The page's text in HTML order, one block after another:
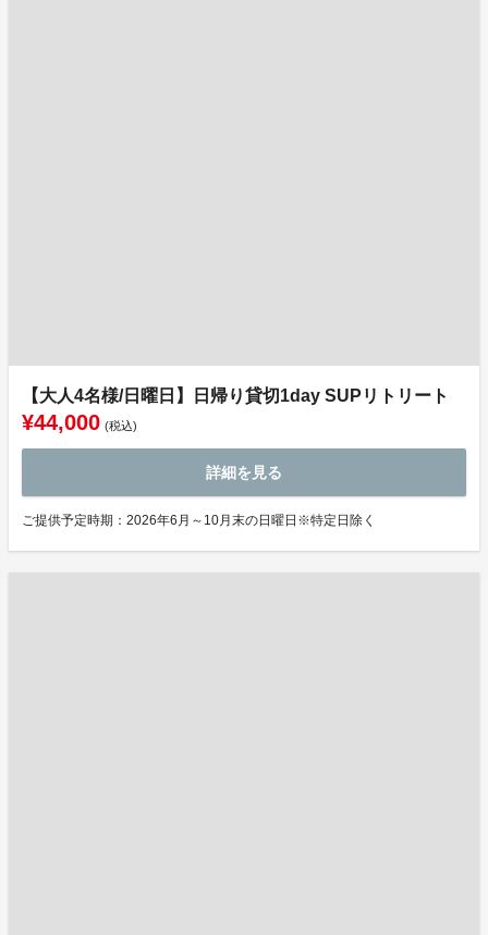
【大人4名様/日曜日】日帰り貸切1day SUPリトリート
¥44,000 (税込)
詳細を見る
ご提供予定時期：2026年6月～10月末の日曜日※特定日除く